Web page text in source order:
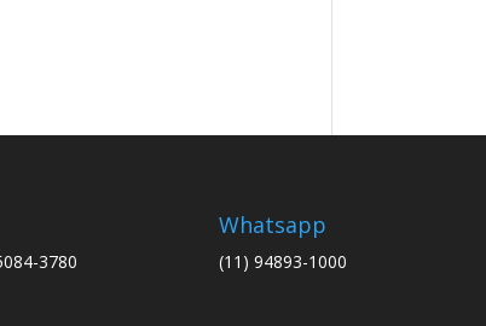
3780
Whatsapp
(11) 94893-1000